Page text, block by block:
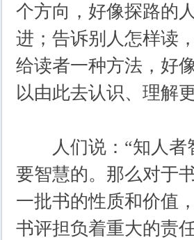
个方向，好像探路的
进；告诉别人怎样读
给读者一种方法，好
以由此去认识、理解
人们说：“知人者
要智慧的。那么对于
一批书的性质和价值
书评担负着重大的责